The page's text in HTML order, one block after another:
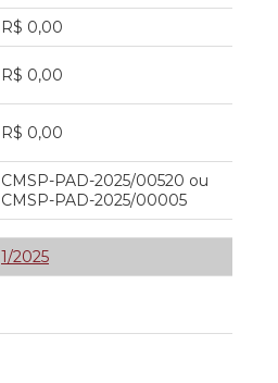
R$ 0,00
R$ 0,00
R$ 0,00
CMSP-PAD-2025/00520 ou
CMSP-PAD-2025/00005
1/2025